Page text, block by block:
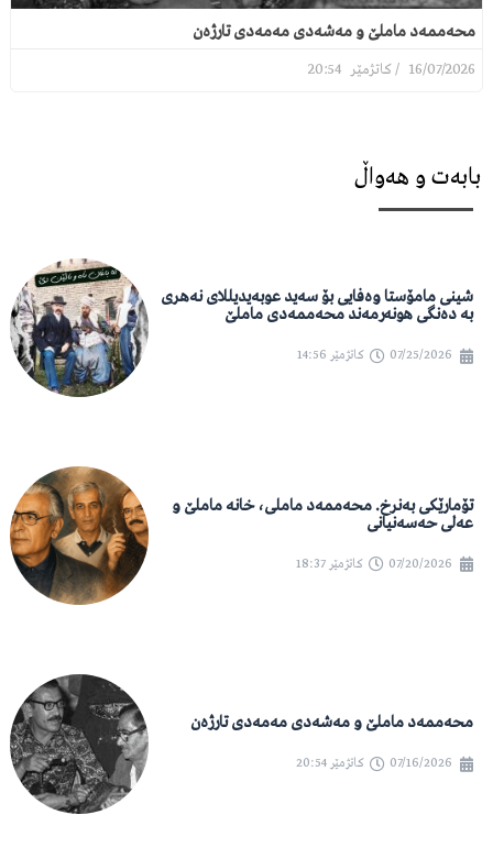
محەممەد ماملێ و مەشەدی مەمەدی تارژەن
16/07/2026
بابەت و هەواڵ
شینی مامۆستا وەفایی بۆ سەید عوبەیدیللای نەهری
بە دەنگی هونەرمەند محەممەدی ماملێ
07/25/2026 کاتژمێر 14:56
تۆمارێکی بەنرخ. محەممەد ماملی، خانە ماملێ و
عەلی حەسەنیانی
07/20/2026 کاتژمێر 18:37
محەممەد ماملێ و مەشەدی مەمەدی تارژەن
07/16/2026 کاتژمێر 20:54